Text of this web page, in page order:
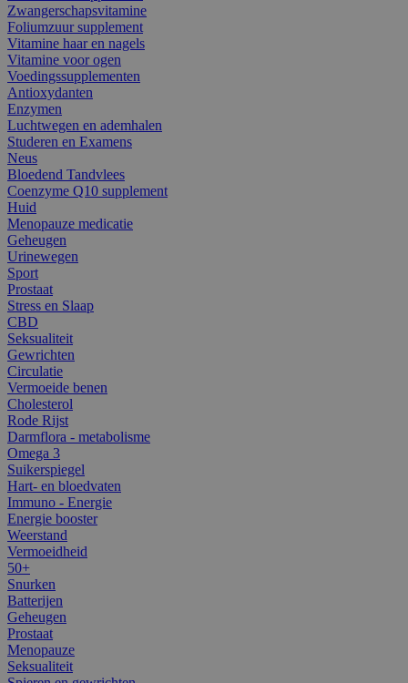
Zwangerschapsvitamine
Foliumzuur supplement
Vitamine haar en nagels
Vitamine voor ogen
Voedingssupplementen
Antioxydanten
Enzymen
Luchtwegen en ademhalen
Studeren en Examens
Neus
Bloedend Tandvlees
Coenzyme Q10 supplement
Huid
Menopauze medicatie
Geheugen
Urinewegen
Sport
Prostaat
Stress en Slaap
CBD
Seksualiteit
Gewrichten
Circulatie
Vermoeide benen
Cholesterol
Rode Rijst
Darmflora - metabolisme
Omega 3
Suikerspiegel
Hart- en bloedvaten
Immuno - Energie
Energie booster
Weerstand
Vermoeidheid
50+
Snurken
Batterijen
Geheugen
Prostaat
Menopauze
Seksualiteit